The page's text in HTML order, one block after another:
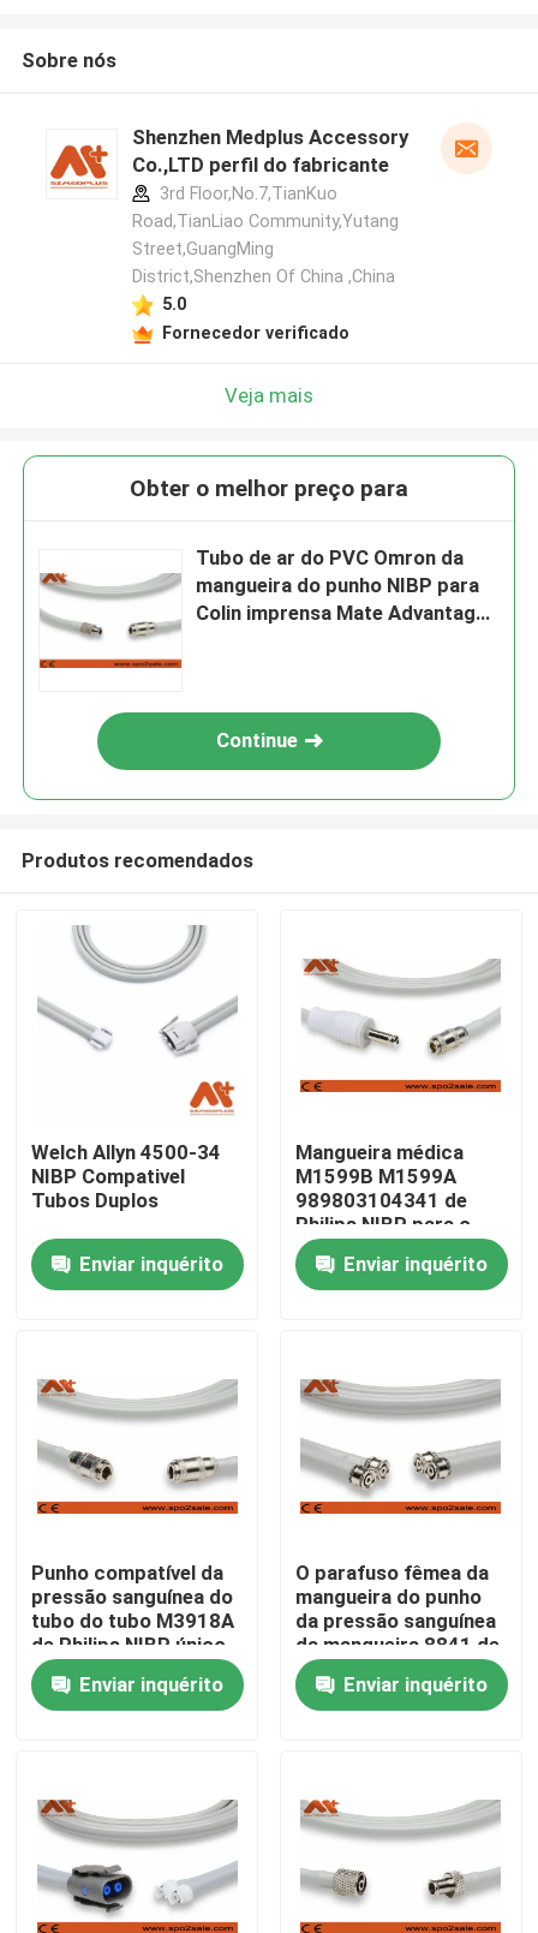
Casa
Quem Somos
Fábrica
Fale Conosco
notícias
cabos do monitor paciente
sensor spo2 reutilizável
Sobre nós
Shenzhen Medplus Accessory
Co.,LTD perfil do fabricante
3rd Floor,No.7,TianKuo
Road,TianLiao Community,Yutang
Street,GuangMing
District,Shenzhen Of China ,China
5.0
Fornecedor verificado
Veja mais
Obter o melhor preço para
Tubo de ar do PVC Omron da
mangueira do punho NIBP para
Colin imprensa Mate Advantage
Continue
Produtos recomendados
Welch Allyn 4500-34
NIBP Compativel
Tubos Duplos
Enviar inquérito
Mangueira médica
M1599B M1599A
989803104341 de
Philips NIBP para o
monitor paciente
Enviar inquérito
Punho compatível da
pressão sanguínea do
tubo do tubo M3918A
de Philips NIBP único
para o adulto
Enviar inquérito
O parafuso fêmea da
mangueira do punho
da pressão sanguínea
da mangueira 8841 de
Critikon Dinamap NIBP
rosqueouEnviar inquérito